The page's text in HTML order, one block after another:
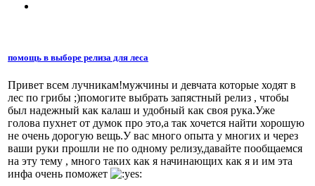
помощь в выборе релиза для леса
Привет всем лучникам!мужчины и девчата которые ходят в
лес по грибы ;)помогите выбрать запястный релиз , чтобы
был надежный как калаш и удобный как своя рука.Уже
голова пухнет от думок про это,а так хочется найти хорошую
не очень дорогую вещь.У вас много опыта у многих и через
ваши руки прошли не по одному релизу,давайте пообщаемся
на эту тему , много таких как я начинающих как я и им эта
инфа очень поможет